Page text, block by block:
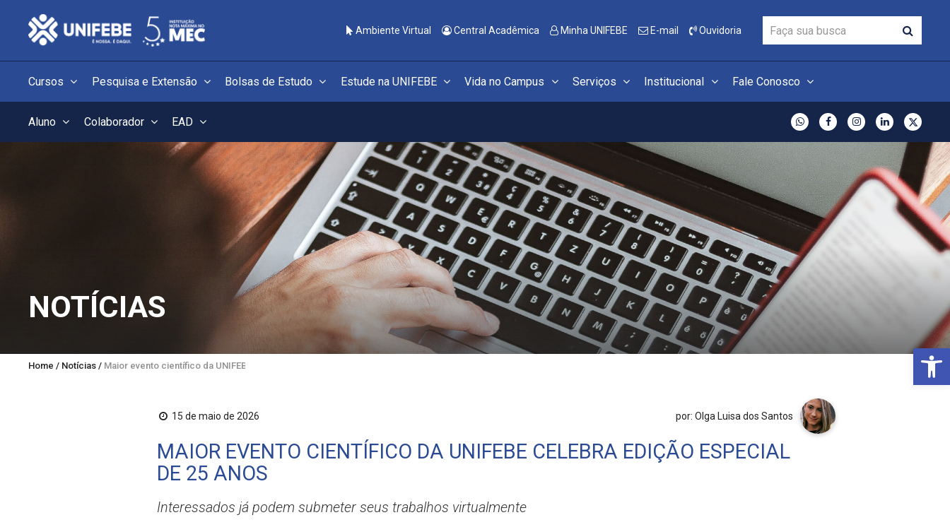
Ambiente Virtual Central Acadêmica Minha UNIFEBE E-mail Ouvidoria
Cursos Pesquisa e Extensão Bolsas de Estudo Estude na UNIFEBE Vida no Campus Serviços Institucional Fale Conosco
Aluno Colaborador EAD
NOTÍCIAS
Home / Notícias / Maior evento científico da UNIFEBE celebra edição especial de 25 anos
15 de maio de 2026 por: Olga Luisa dos Santos
MAIOR EVENTO CIENTÍFICO DA UNIFEBE CELEBRA EDIÇÃO ESPECIAL
DE 25 ANOS
Interessados já podem submeter seus trabalhos virtualmente